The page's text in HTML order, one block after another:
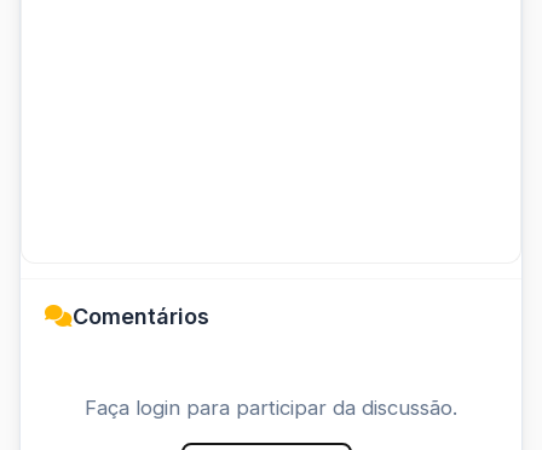
Comentários
Faça login para participar da discussão.